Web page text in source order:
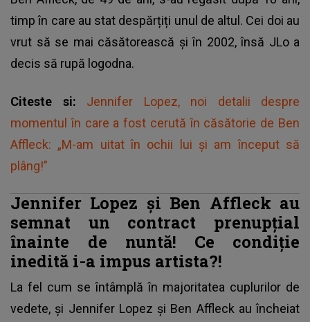
timp în care au stat despărțiți unul de altul. Cei doi au
vrut să se mai căsătorească și în 2002, însă JLo a
decis să rupă logodna.
Citeste si: Jennifer Lopez, noi detalii despre
momentul în care a fost cerută în căsătorie de Ben
Affleck: „M-am uitat în ochii lui și am început să
plâng!”
Jennifer Lopez și Ben Affleck au
semnat un contract prenupțial
înainte de nuntă! Ce condiție
inedită i-a impus artista?!
La fel cum se întâmplă în majoritatea cuplurilor de
vedete, și Jennifer Lopez și Ben Affleck au încheiat